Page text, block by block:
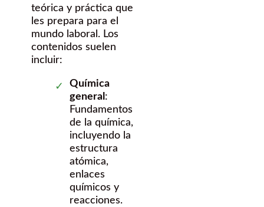
teórica y práctica que
les prepara para el
mundo laboral. Los
contenidos suelen
incluir:
Química
general :
Fundamentos
de la química,
incluyendo la
estructura
atómica,
enlaces
químicos y
reacciones.